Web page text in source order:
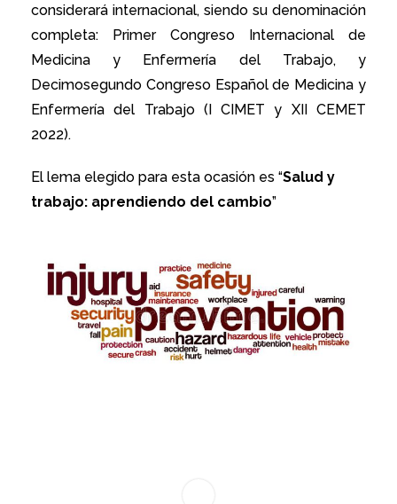
considerará internacional, siendo su denominación
completa: Primer Congreso Internacional de
Medicina y Enfermería del Trabajo, y
Decimosegundo Congreso Español de Medicina y
Enfermería del Trabajo (I CIMET y XII CEMET
2022).
El lema elegido para esta ocasión es “Salud y
trabajo: aprendiendo del cambio”